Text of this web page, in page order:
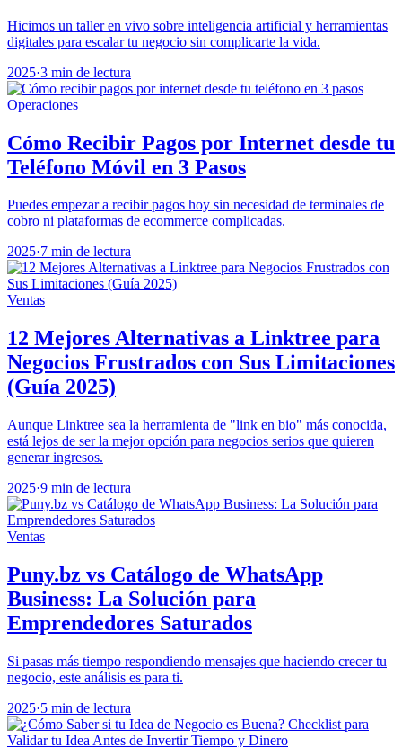
Hicimos un taller en vivo sobre inteligencia artificial y herramientas
digitales para escalar tu negocio sin complicarte la vida.
2025·3 min de lectura
Operaciones
Cómo Recibir Pagos por Internet desde tu
Teléfono Móvil en 3 Pasos
Puedes empezar a recibir pagos hoy sin necesidad de terminales de
cobro ni plataformas de ecommerce complicadas.
2025·7 min de lectura
Ventas
12 Mejores Alternativas a Linktree para
Negocios Frustrados con Sus Limitaciones
(Guía 2025)
Aunque Linktree sea la herramienta de "link en bio" más conocida,
está lejos de ser la mejor opción para negocios serios que quieren
generar ingresos.
2025·9 min de lectura
Ventas
Puny.bz vs Catálogo de WhatsApp
Business: La Solución para
Emprendedores Saturados
Si pasas más tiempo respondiendo mensajes que haciendo crecer tu
negocio, este análisis es para ti.
2025·5 min de lectura